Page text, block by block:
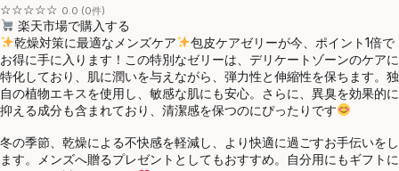
☆☆☆☆☆ 0.0 (0件)
楽天市場で購入する
乾燥対策に最適なメンズケア
包皮ケアゼリーが今、ポイント1倍で
お得に手に入ります！この特別なゼリーは、デリケートゾーンのケアに
特化しており、肌に潤いを与えながら、弾力性と伸縮性を保ちます。独
自の植物エキスを使用し、敏感な肌にも安心。さらに、異臭を効果的に
抑える成分も含まれており、清潔感を保つのにぴったりです
冬の季節、乾燥による不快感を軽減し、より快適に過ごすお手伝いをし
ます。メンズへ贈るプレゼントとしてもおすすめ。自分用にもギフトに